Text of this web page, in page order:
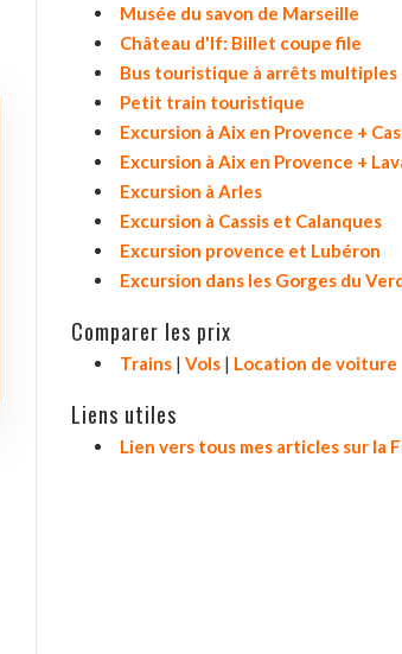
Musée du savon de Marseille
Château d'If: Billet coupe file
Bus touristique à arrêts multiples
Petit train touristique
Excursion à Aix en Provence +
Excursion à Aix en Provence +
Excursion à Arles
Excursion à Cassis et Calanques
Excursion provence et Lubéron
Excursion dans les Gorges du
Comparer les prix
Trains | Vols | Location de voiture
Liens utiles
Lien vers tous mes articles sur la